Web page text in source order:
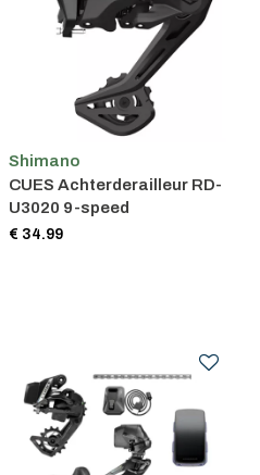
Shimano
CUES Achterderailleur RD-
U3020 9-speed
€ 34.99